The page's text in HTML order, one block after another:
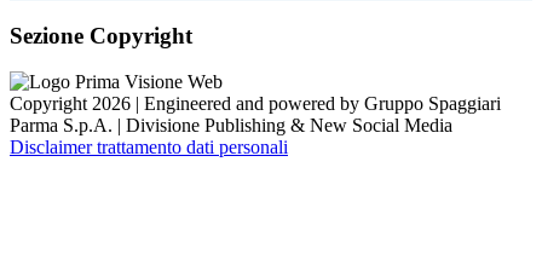
Sezione Copyright
Copyright 2026 | Engineered and powered by Gruppo Spaggiari
Parma S.p.A. | Divisione Publishing & New Social Media
Disclaimer trattamento dati personali